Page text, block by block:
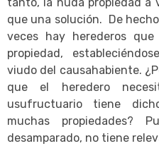
tanto, la nuda propiedad a
que una solución. De
veces hay herederos
propiedad,
viudo del causahabiente.
que el heredero
usufructuario tiene
muchas propiedades?
desamparado, no tiene